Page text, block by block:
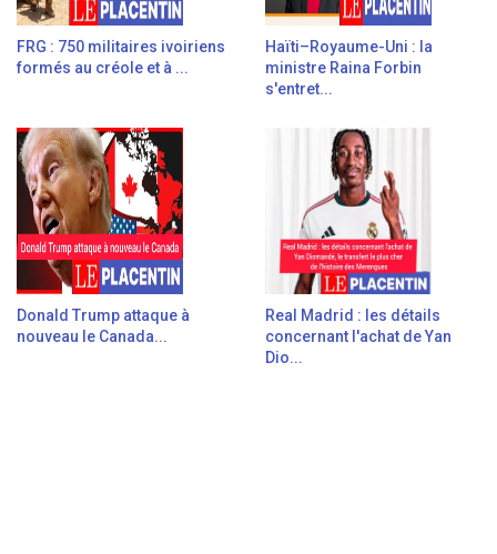
FRG : 750 militaires ivoiriens
formés au créole et à ...
Haïti–Royaume-Uni : la
ministre Raina Forbin
s'entret...
Donald Trump attaque à
nouveau le Canada...
Real Madrid : les détails
concernant l'achat de Yan
Dio...